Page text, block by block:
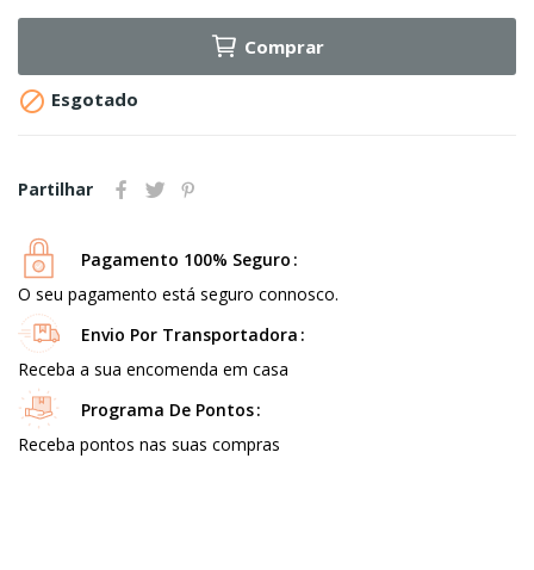
Comprar
 Esgotado
Partilhar
Pagamento 100% Seguro
O seu pagamento está seguro connosco.
Envio Por Transportadora
Receba a sua encomenda em casa
Programa De Pontos
Receba pontos nas suas compras